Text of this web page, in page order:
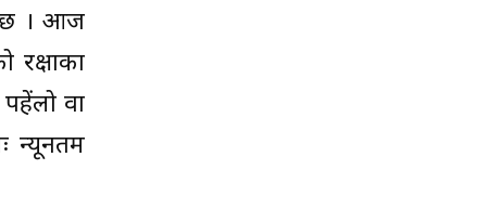
। आज
रक्षाका
वा
न्यूनतम